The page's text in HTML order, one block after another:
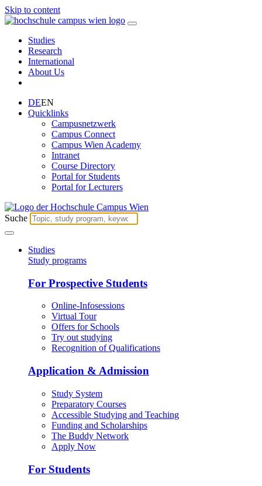
Skip to content
Studies
Research
International
About Us
DEEN
Quicklinks
Campusnetzwerk
Campus Connect
Campus Wien Academy
Intranet
Course Directory
Portal for Students
Portal for Lecturers
Suche
Studies
Study programs
For Prospective Students
Online-Infosessions
Virtual Tour
Offers for Schools
Try out studying
Recognition of Qualifications
Application & Admission
Study System
Preparatory Courses
Accessible Studying and Teaching
Funding and Scholarships
The Buddy Network
Apply Now
For Students